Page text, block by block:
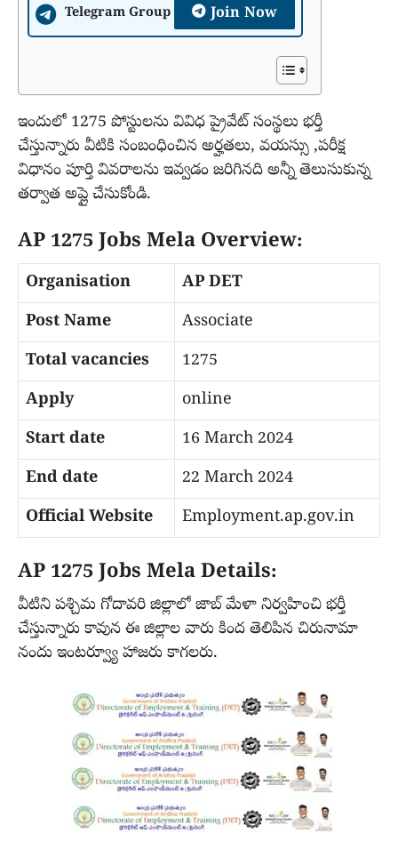
Telegram Group Join Now
ఇందులో 1275 పోస్టులను వివిధ ప్రైవేట్ సంస్థలు భర్తీ
చేస్తున్నారు వీటికి సంబంధించిన అర్హతలు, వయస్సు ,పరీక్ష
విధానం పూర్తి వివరాలను ఇవ్వడం జరిగినది అన్నీ తెలుసుకున్న
తర్వాత అప్లై చేసుకోండి.
AP 1275 Jobs Mela Overview:
Organisation
AP DET
Post Name
Associate
Total vacancies
1275
Apply
online
Start date
16 March 2024
End date
22 March 2024
Official Website
Employment.ap.gov.in
AP 1275 Jobs Mela Details:
వీటిని పశ్చిమ గోదావరి జిల్లాలో జాబ్ మేళా నిర్వహించి భర్తీ
చేస్తున్నారు కావున ఈ జిల్లాల వారు కింద తెలిపిన చిరునామా
నందు ఇంటర్వ్యూ హాజరు కాగలరు.